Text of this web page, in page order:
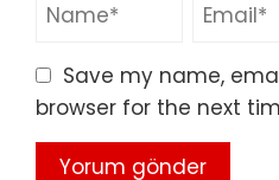
Save my name,
browser for the next